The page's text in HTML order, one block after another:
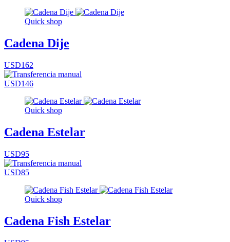
Quick shop
Cadena Dije
USD162
USD146
Quick shop
Cadena Estelar
USD95
USD85
Quick shop
Cadena Fish Estelar